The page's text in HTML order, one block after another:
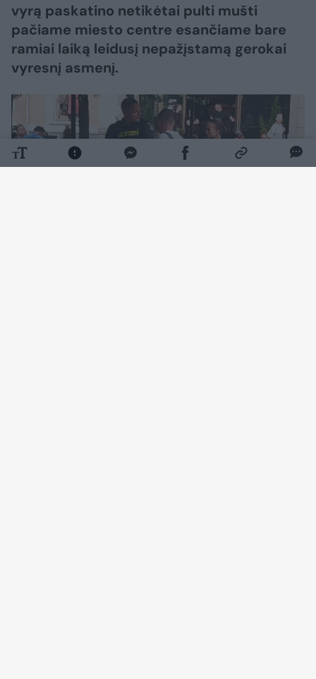
vyrą paskatino netikėtai pulti mušti
pačiame miesto centre esančiame bare
ramiai laiką leidusį nepažįstamą gerokai
vyresnį asmenį.